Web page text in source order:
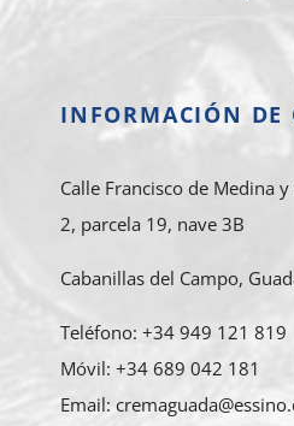
INFORMACIÓN DE
Calle Francisco de Medina
2, parcela 19, nave 3B
Cabanillas del Campo,
Teléfono: +34 949 121 819
Móvil: +34 689 042 181
Email: